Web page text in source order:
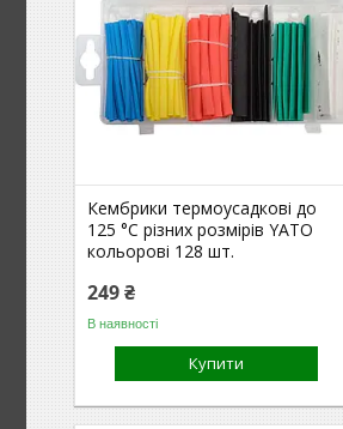
Кембрики термоусадкові до
125 °C різних розмірів YATO
кольорові 128 шт.
249 ₴
В наявності
Купити